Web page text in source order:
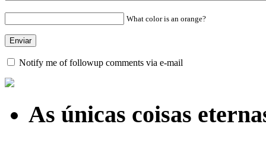
What color is an orange?
Notify me of followup comments via e-mail
As únicas coisas